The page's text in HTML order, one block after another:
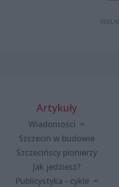
Artykuły
Wiadomości
Szczecin w budowie
Szczecińscy pionierzy
Jak jedziesz?
Publicystyka - cykle